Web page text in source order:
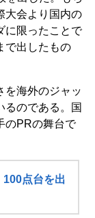
大会より国内の
に限ったことで
で出したもの
海外のジャッ
るのである。国
のPRの舞台で
点台を出